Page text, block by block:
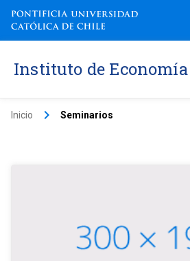
Instituto de Economía
Inicio keyboard_arrow_right Seminarios